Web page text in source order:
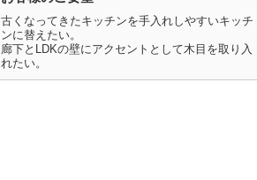
古くなってきたキッチンを手入れしやすいキッチ
ンに替えたい。
廊下とLDKの壁にアクセントとして木目を取り入
れたい。